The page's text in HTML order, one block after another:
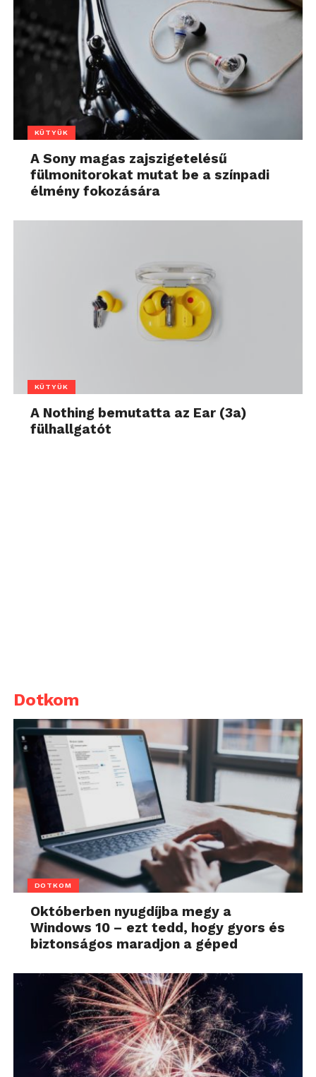
KÜTYÜK
A Sony magas zajszigetelésű
fülmonitorokat mutat be a színpadi
élmény fokozására
KÜTYÜK
A Nothing bemutatta az Ear (3a)
fülhallgatót
Dotkom
DOTKOM
Októberben nyugdíjba megy a
Windows 10 – ezt tedd, hogy gyors és
biztonságos maradjon a géped